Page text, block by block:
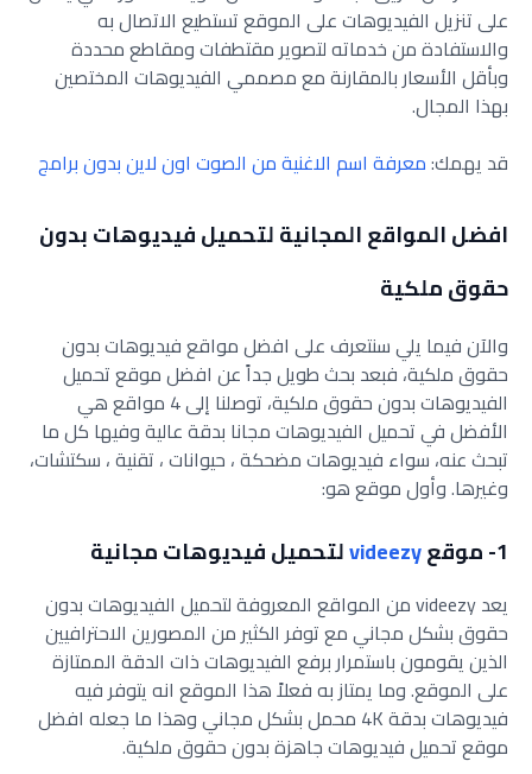
على تنزيل الفيديوهات على الموقع تستطيع الاتصال به
والاستفادة من خدماته لتصوير مقتطفات ومقاطع محددة
وبأقل الأسعار بالمقارنة مع مصممي الفيديوهات المختصين
بهذا المجال.
قد يهمك:معرفة اسم الاغنية من الصوت اون لاين بدون برامج
افضل المواقع المجانية لتحميل فيديوهات بدون
حقوق ملكية
والآن فيما يلي سنتعرف على افضل مواقع فيديوهات بدون
حقوق ملكية، فبعد بحث طويل جداً عن افضل موقع تحميل
الفيديوهات بدون حقوق ملكية، توصلنا إلى 4 مواقع هي
الأفضل في تحميل الفيديوهات مجانا بدقة عالية وفيها كل ما
تبحث عنه، سواء فيديوهات مضحكة ، حيوانات ، تقنية ، سكتشات،
وغيرها. وأول موقع هو:
1- موقع videezyلتحميل فيديوهات مجانية
يعد videezy من المواقع المعروفة لتحميل الفيديوهات بدون
حقوق بشكل مجاني مع توفر الكثير من المصورين الاحترافيين
الذين يقومون باستمرار برفع الفيديوهات ذات الدقة الممتازة
على الموقع. وما يمتاز به فعلاً هذا الموقع انه يتوفر فيه
فيديوهات بدقة 4K محمل بشكل مجاني وهذا ما جعله افضل
موقع تحميل فيديوهات جاهزة بدون حقوق ملكية.